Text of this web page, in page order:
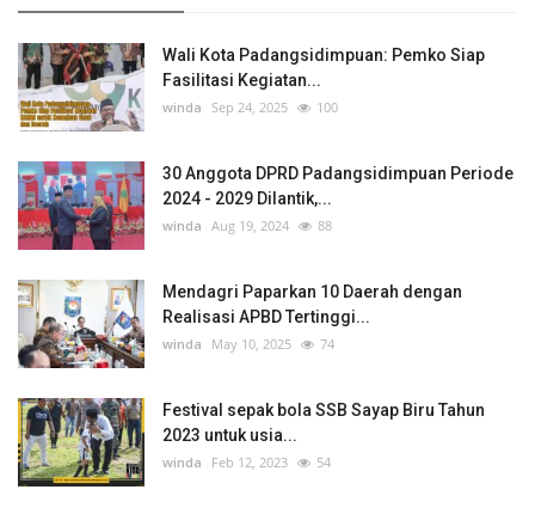
Wali Kota Padangsidimpuan: Pemko Siap
Fasilitasi Kegiatan...
winda Sep 24, 2025 100
30 Anggota DPRD Padangsidimpuan Periode
2024 - 2029 Dilantik,...
winda Aug 19, 2024 88
Mendagri Paparkan 10 Daerah dengan
Realisasi APBD Tertinggi...
winda May 10, 2025 74
Festival sepak bola SSB Sayap Biru Tahun
2023 untuk usia...
winda Feb 12, 2023 54